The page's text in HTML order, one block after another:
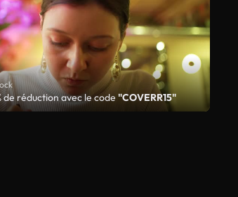
de réduction avec le code "COVERR15"